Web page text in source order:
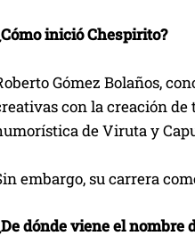
inició Chespirito?
Gómez Bolaños,
con la creación de
de Viruta y
embargo, su carrera
dónde viene el nombre